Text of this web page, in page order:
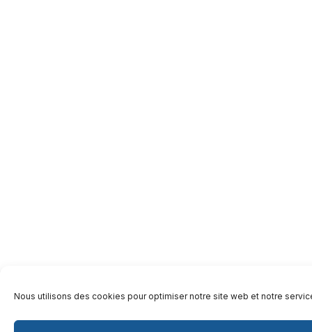
Nous utilisons des cookies pour optimiser notre site web et notre